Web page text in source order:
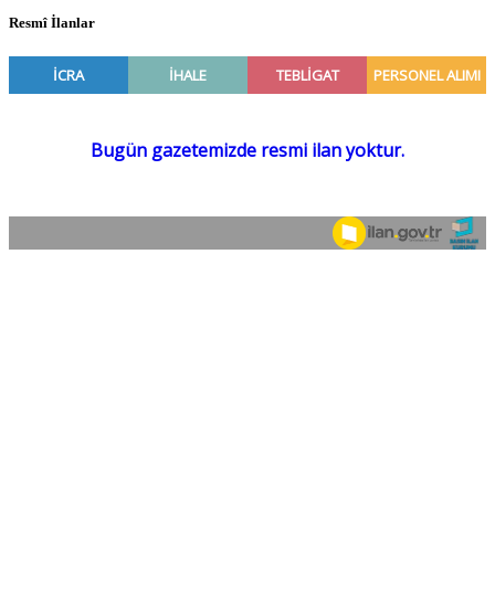
Resmî İlanlar